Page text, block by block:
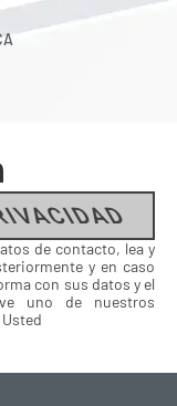
de contacto, lea y
y en caso
con sus datos y el
uno de nuestros